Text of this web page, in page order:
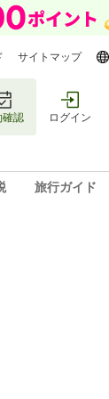
サイトマップ
確認 ログイン
旅行ガイド